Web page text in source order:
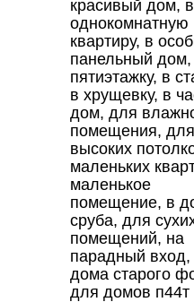
красивый дом, в
однокомнатную
квартиру, в
панельный дом,
пятиэтажку, в
в хрущевку, в
дом, для
помещения, для
высоких
маленьких
маленькое
помещение, в
сруба, для
помещений, на
парадный вход,
дома старого
для домов п44т